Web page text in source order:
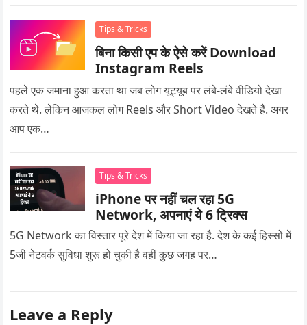
Tips & Tricks
बिना किसी एप के ऐसे करें Download
Instagram Reels
पहले एक जमाना हुआ करता था जब लोग यूट्यूब पर लंबे-लंबे वीडियो देखा
करते थे. लेकिन आजकल लोग Reels और Short Video देखते हैं. अगर
आप एक…
Tips & Tricks
iPhone पर नहीं चल रहा 5G
Network, अपनाएं ये 6 ट्रिक्स
5G Network का विस्तार पूरे देश में किया जा रहा है. देश के कई हिस्सों में
5जी नेटवर्क सुविधा शुरू हो चुकी है वहीं कुछ जगह पर…
Leave a Reply